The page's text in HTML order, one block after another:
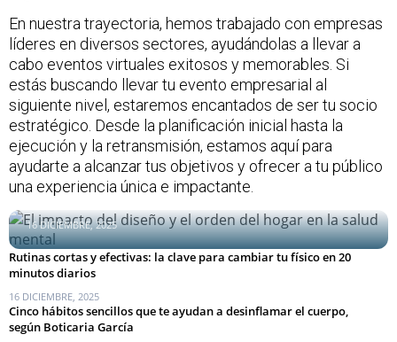
En nuestra trayectoria, hemos trabajado con empresas
líderes en diversos sectores, ayudándolas a llevar a
cabo eventos virtuales exitosos y memorables. Si
estás buscando llevar tu evento empresarial al
siguiente nivel, estaremos encantados de ser tu socio
estratégico. Desde la planificación inicial hasta la
ejecución y la retransmisión, estamos aquí para
ayudarte a alcanzar tus objetivos y ofrecer a tu público
una experiencia única e impactante.
El impacto del diseño y el orden del hogar en la salud mental
16 DICIEMBRE, 2025
Rutinas cortas y efectivas: la clave para cambiar tu físico en 20
minutos diarios
16 DICIEMBRE, 2025
Cinco hábitos sencillos que te ayudan a desinflamar el cuerpo,
según Boticaria García